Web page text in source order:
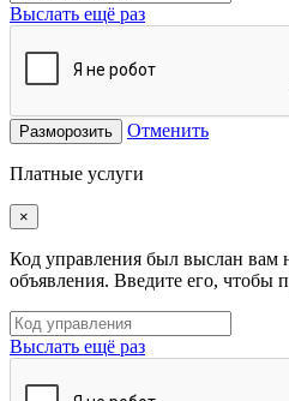
Выслать ещё раз
Разморозить Отменить
Платные услуги
×
Код управления был выслан вам
объявления. Введите его, чтобы
Выслать ещё раз